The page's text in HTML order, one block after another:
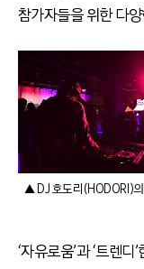
참가자들을 위한 다
▲ DJ 호도리(HODORI)의
‘자유로움’과 ‘트렌